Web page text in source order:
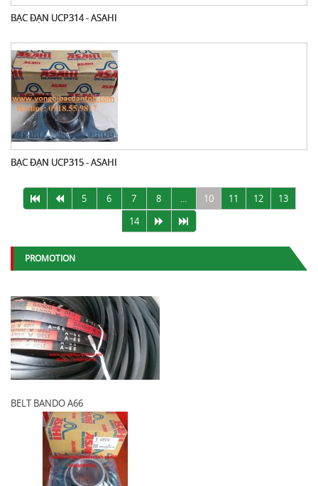
BẠC ĐẠN UCP314 - ASAHI
BẠC ĐẠN UCP315 - ASAHI
5 6 7 8 ... 10 11 12
13
14
PROMOTION
BELT BANDO A66